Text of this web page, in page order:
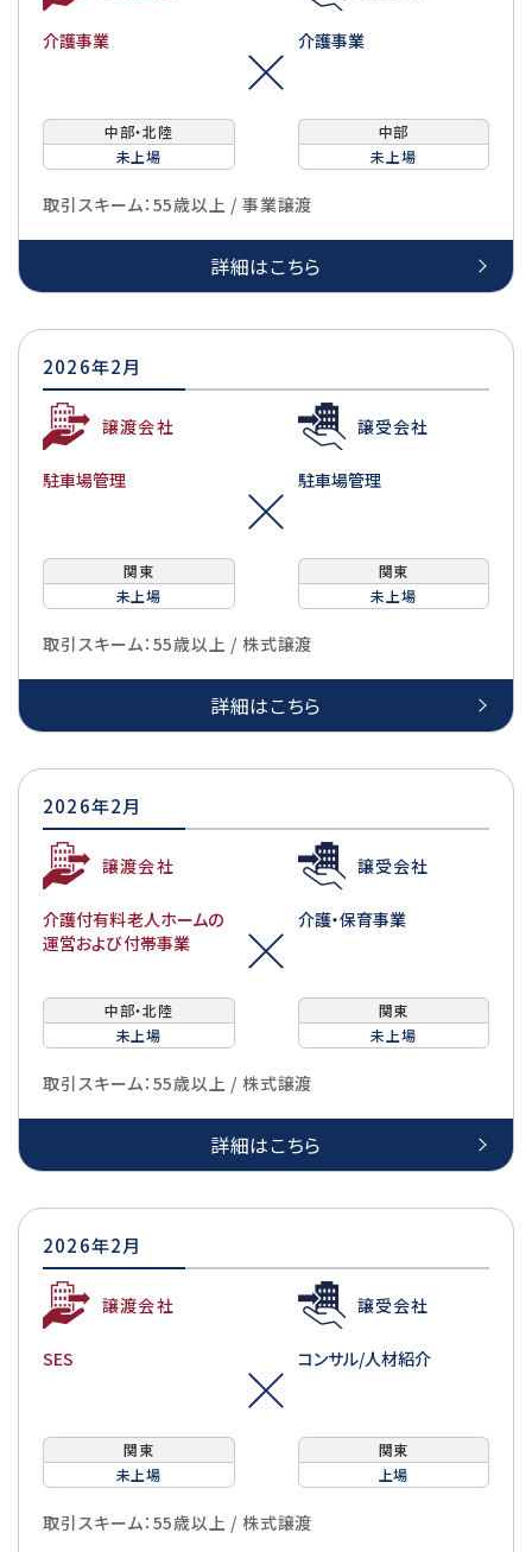
介護事業
中部・北陸
未上場
介護事業
中部
未上場
取引スキーム：55歳以上 / 事業譲渡
詳細はこちら
2026年2月
譲渡会社
駐車場管理
関東
未上場
譲受会社
駐車場管理
関東
未上場
取引スキーム：55歳以上 / 株式譲渡
詳細はこちら
2026年2月
譲渡会社
介護付有料老人ホームの
運営および付帯事業
中部・北陸
未上場
譲受会社
介護・保育事業
関東
未上場
取引スキーム：55歳以上 / 株式譲渡
詳細はこちら
2026年2月
譲渡会社
SES
関東
未上場
譲受会社
コンサル/人材紹介
関東
上場
取引スキーム：55歳以上 / 株式譲渡